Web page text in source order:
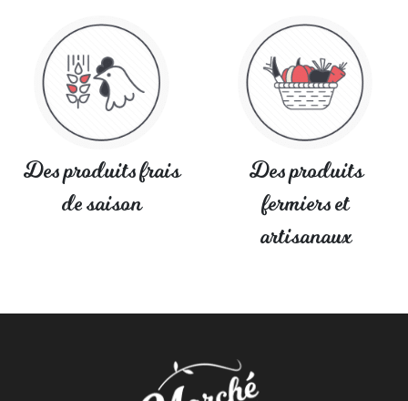
Des produits frais
de saison
Des produits
fermiers et
artisanaux